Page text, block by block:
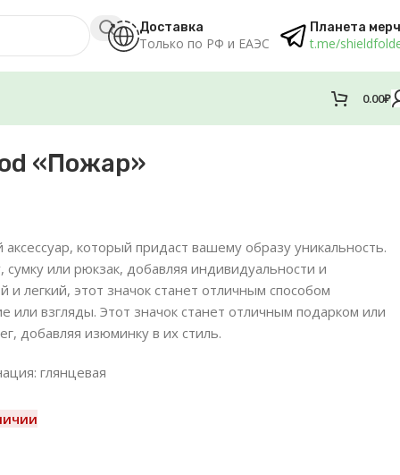
Доставка
Только по РФ и ЕАЭС
Планета
t.me/
0.00₽
«Пожар»
аксессуар, который придаст вашему образу уникальность.
или рюкзак, добавляя индивидуальности и
и легкий, этот значок станет отличным способом
или взгляды. Этот значок станет отличным подарком или
добавляя изюминку в их стиль.
глянцевая